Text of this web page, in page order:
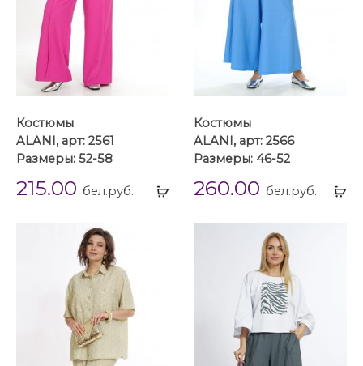
Выбрать
Костюмы
ALANI, арт: 2561
Размеры: 52-58
215.00 бел.руб.
Костюмы
ALANI, арт: 2566
Размеры: 46-52
260.00 бел.руб.